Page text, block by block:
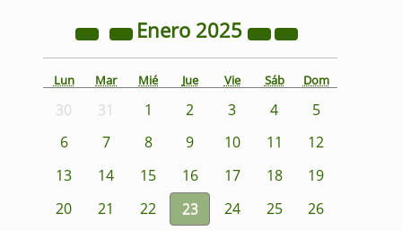
Enero 2025
Lun Mar Mié Jue Vie Sáb Dom
30 31 1 2 3 4
5
6
7 8 9 10 11
12
13
14 15 16 17 18
19
20
21 22 23 24 25
26